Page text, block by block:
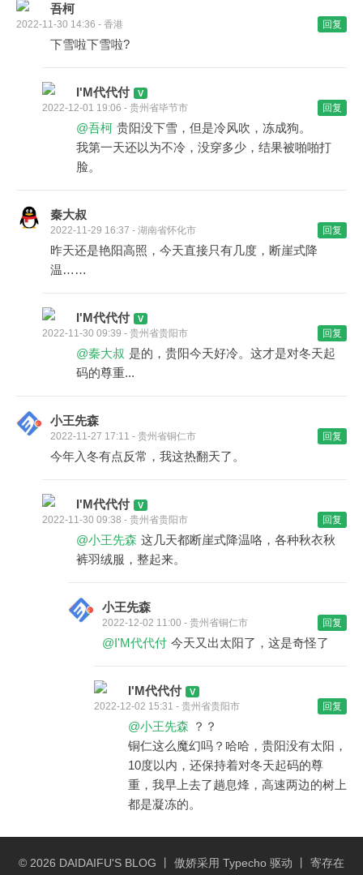
吾柯
2022-11-30 14:36 - 香港 回复
下雪啦下雪啦?
I'M代代付
2022-12-01 19:06 - 贵州省毕节市 回复
@吾柯 贵阳没下雪，但是冷风吹，冻成狗。
我第一天还以为不冷，没穿多少，结果被啪啪打
脸。
秦大叔
2022-11-29 16:37 - 湖南省怀化市 回复
昨天还是艳阳高照，今天直接只有几度，断崖式降
温……
I'M代代付
2022-11-30 09:39 - 贵州省贵阳市 回复
@秦大叔 是的，贵阳今天好冷。这才是对冬天起
码的尊重...
小王先森
2022-11-27 17:11 - 贵州省铜仁市 回复
今年入冬有点反常，我这热翻天了。
I'M代代付
2022-11-30 09:38 - 贵州省贵阳市 回复
@小王先森 这几天都断崖式降温咯，各种秋衣秋
裤羽绒服，整起来。
小王先森
2022-12-02 11:00 - 贵州省铜仁市 回复
@I'M代代付 今天又出太阳了，这是奇怪了
I'M代代付
2022-12-02 15:31 - 贵州省贵阳市 回复
@小王先森 ？？
铜仁这么魔幻吗？哈哈，贵阳没有太阳，
10度以内，还保持着对冬天起码的尊
重，我早上去了趟息烽，高速两边的树上
都是凝冻的。
© 2026 DAIDAIFU'S BLOG 丨 傲娇采用 Typecho 驱动 丨 寄存在